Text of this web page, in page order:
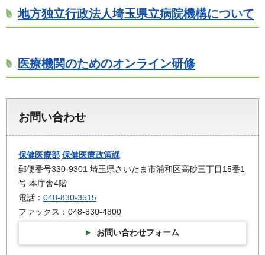
地方独立行政法人埼玉県立病院機構について
医療機関のためのオンライン研修
お問い合わせ
保健医療部 保健医療政策課
郵便番号330-9301 埼玉県さいたま市浦和区高砂三丁目15番1
号 本庁舎4階
電話： 048-830-3515
ファックス：048-830-4800
お問い合わせフォーム